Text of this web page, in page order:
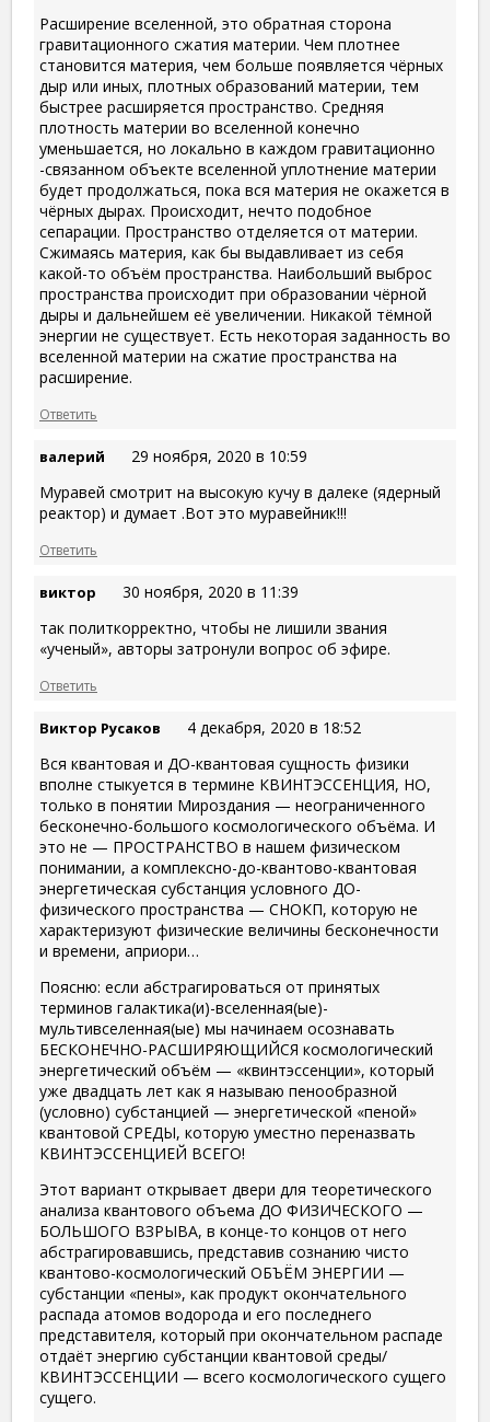
Расширение вселенной, это обратная сторона
гравитационного сжатия материи. Чем плотнее
становится материя, чем больше появляется чёрных
дыр или иных, плотных образований материи, тем
быстрее расширяется пространство. Средняя
плотность материи во вселенной конечно
уменьшается, но локально в каждом гравитационно
-связанном объекте вселенной уплотнение материи
будет продолжаться, пока вся материя не окажется в
чёрных дырах. Происходит, нечто подобное
сепарации. Пространство отделяется от материи.
Сжимаясь материя, как бы выдавливает из себя
какой-то объём пространства. Наибольший выброс
пространства происходит при образовании чёрной
дыры и дальнейшем её увеличении. Никакой тёмной
энергии не существует. Есть некоторая заданность во
вселенной материи на сжатие пространства на
расширение.
Ответить
валерий
29 ноября, 2020 в 10:59
Муравей смотрит на высокую кучу в далеке (ядерный
реактор) и думает .Вот это муравейник!!!
Ответить
виктор
30 ноября, 2020 в 11:39
так политкорректно, чтобы не лишили звания
«ученый», авторы затронули вопрос об эфире.
Ответить
Виктор Русаков
4 декабря, 2020 в 18:52
Вся квантовая и ДО-квантовая сущность физики
вполне стыкуется в термине КВИНТЭССЕНЦИЯ, НО,
только в понятии Мироздания — неограниченного
бесконечно-большого космологического объёма. И
это не — ПРОСТРАНСТВО в нашем физическом
понимании, а комплексно-до-квантово-квантовая
энергетическая субстанция условного ДО-
физического пространства — СНОКП, которую не
характеризуют физические величины бесконечности
и времени, априори…
Поясню: если абстрагироваться от принятых
терминов галактика(и)-вселенная(ые)-
мультивселенная(ые) мы начинаем осознавать
БЕСКОНЕЧНО-РАСШИРЯЮЩИЙСЯ космологический
энергетический объём — «квинтэссенции», который
уже двадцать лет как я называю пенообразной
(условно) субстанцией — энергетической «пеной»
квантовой СРЕДЫ, которую уместно переназвать
КВИНТЭССЕНЦИЕЙ ВСЕГО!
Этот вариант открывает двери для теоретического
анализа квантового объема ДО ФИЗИЧЕСКОГО —
БОЛЬШОГО ВЗРЫВА, в конце-то концов от него
абстрагировавшись, представив сознанию чисто
квантово-космологический ОБЪЁМ ЭНЕРГИИ —
субстанции «пены», как продукт окончательного
распада атомов водорода и его последнего
представителя, который при окончательном распаде
отдаёт энергию субстанции квантовой среды/
КВИНТЭССЕНЦИИ — всего космологического сущего
сущего.